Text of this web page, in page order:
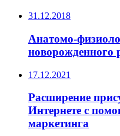
31.12.2018
Анатомо-
новорожденного
17.12.2021
Расширение
Интернете с
маркетинга